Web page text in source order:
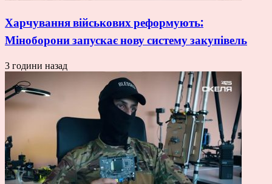
Харчування військових реформують:
Міноборони запускає нову систему закупівель
3 години назад